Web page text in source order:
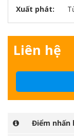
Xuất phát:
Liên hệ
Điểm nhấn